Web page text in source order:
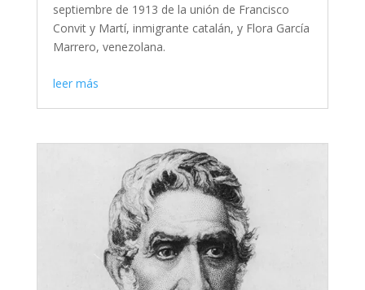
septiembre de 1913 de la unión de Francisco
Convit y Martí, inmigrante catalán, y Flora García
Marrero, venezolana.
leer más